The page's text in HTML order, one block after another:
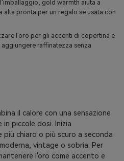
gold warmth aiuta a
alta pronta per un regalo se usata con
l'oro per gli accenti di copertina e
raffinatezza senza
il calore con una sensazione
in piccole dosi. Inizia
chiaro o più scuro a seconda
vintage o sobria. Per
l'oro come accento e